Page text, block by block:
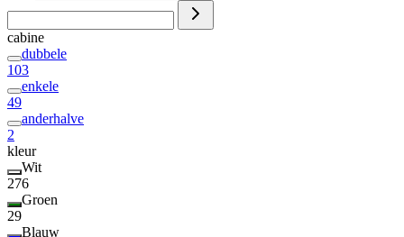
cabine
dubbele
103
enkele
49
anderhalve
2
kleur
Wit
276
Groen
29
Blauw